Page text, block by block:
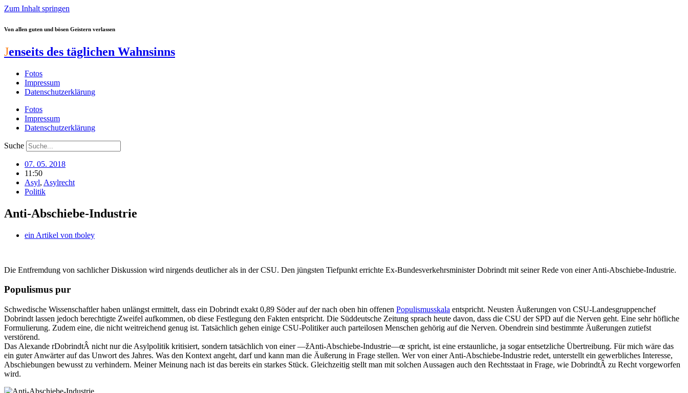
Zum Inhalt springen
Von allen guten und bösen Geistern verlassen
Jenseits des täglichen Wahnsinns
Fotos
Impressum
Datenschutzerklärung
Fotos
Impressum
Datenschutzerklärung
Suche
07. 05. 2018
11:50
Asyl, Asylrecht
Politik
Anti-Abschiebe-Industrie
ein Artikel von tboley
Die Entfremdung von sachlicher Diskussion wird nirgends deutlicher als in der CSU. Den jüngsten Tiefpunkt errichte Ex-Bundesverkehrsminister Dobrindt mit seiner Rede von einer Anti-Abschiebe-Industrie.
Populismus pur
Schwedische Wissenschaftler haben unlängst ermittelt, dass ein Dobrindt exakt 0,89 Söder auf der nach oben hin offenen Populismusskala entspricht. Neusten Äußerungen von CSU-Landesgruppenchef
Dobrindt lassen jedoch berechtigte Zweifel aufkommen, ob diese Festlegung den Fakten entspricht. Die Süddeutsche Zeitung sprach heute davon, dass die CSU der SPD auf die Nerven geht. Eine sehr höfliche
Formulierung. Zudem eine, die nicht weitreichend genug ist. Tatsächlich gehen einige CSU-Politiker auch parteilosen Menschen gehörig auf die Nerven. Obendrein sind bestimmte Äußerungen zutiefst
verstörend.
Das Alexande rDobrindtÂ nicht nur die Asylpolitik kritisiert, sondern tatsächlich von einer —žAnti-Abschiebe-Industrie—œ spricht, ist eine erstaunliche, ja sogar entsetzliche Übertreibung. Für mich wäre das
ein guter Anwärter auf das Unwort des Jahres. Was den Kontext angeht, darf und kann man die Äußerung in Frage stellen. Wer von einer Anti-Abschiebe-Industrie redet, unterstellt ein gewerbliches Interesse,
Abschiebungen bewusst zu verhindern. Meiner Meinung nach ist das bereits ein starkes Stück. Gleichzeitig stellt man mit solchen Aussagen auch den Rechtsstaat in Frage, wie DobrindtÂ zu Recht vorgeworfen
wird.